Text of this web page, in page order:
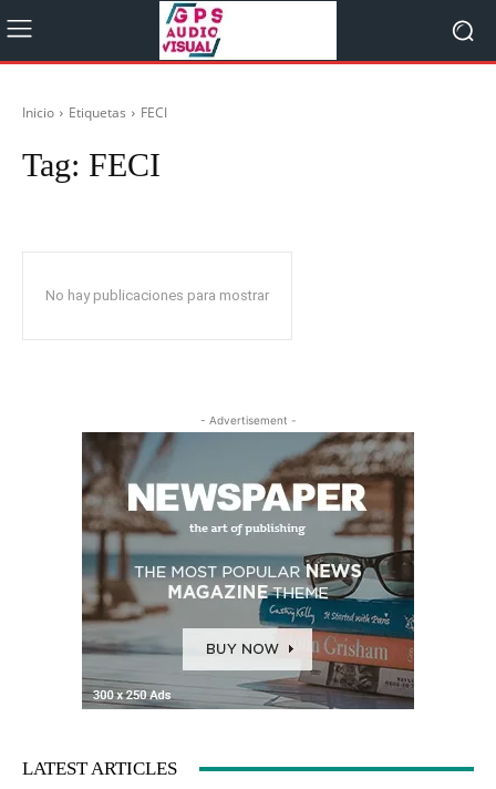
Inicio Etiquetas FECI
Tag: FECI
No hay publicaciones para mostrar
- Advertisement -
LATEST ARTICLES